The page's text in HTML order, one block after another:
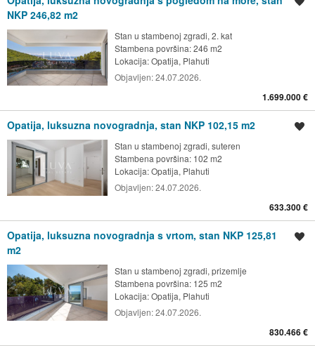
NKP 246,82 m2
Stan u stambenoj zgradi, 2. kat
Stambena površina: 246 m2
Lokacija:Opatija, Plahuti
Objavljen:24.07.2026.
1.699.000 €
Opatija, luksuzna novogradnja, stan NKP 102,15 m2
Stan u stambenoj zgradi, suteren
Stambena površina: 102 m2
Lokacija:Opatija, Plahuti
Objavljen:24.07.2026.
633.300 €
Opatija, luksuzna novogradnja s vrtom, stan NKP 125,81
m2
Stan u stambenoj zgradi, prizemlje
Stambena površina: 125 m2
Lokacija:Opatija, Plahuti
Objavljen:24.07.2026.
830.466 €